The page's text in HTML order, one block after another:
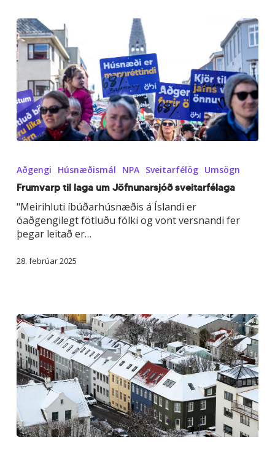
laga
um
Jöfnunarsjóð
sveitarfélaga
Aðgengi Húsnæðismál NPA Sveitarfélög Umsögn
Frumvarp til laga um Jöfnunarsjóð sveitarfélaga
"Meirihluti íbúðarhúsnæðis á Íslandi er
óaðgengilegt fötluðu fólki og vont versnandi fer
þegar leitað er…
28. febrúar 2025